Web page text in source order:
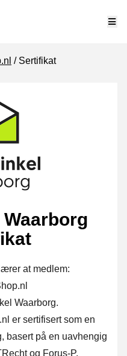
Sertifikat
at medlem:
Waarborg.
er sertifisert som en
basert på en uavhengig
og Forus-P.